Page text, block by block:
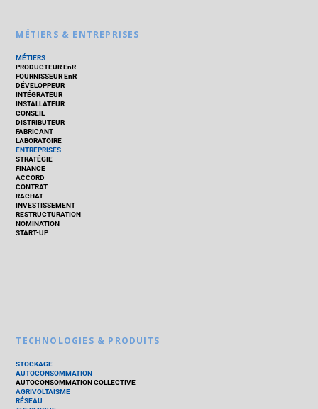
MÉTIERS & ENTREPRISES
MÉTIERS
PRODUCTEUR EnR
FOURNISSEUR EnR
DÉVELOPPEUR
INTÉGRATEUR
INSTALLATEUR
CONSEIL
DISTRIBUTEUR
FABRICANT
LABORATOIRE
ENTREPRISES
STRATÉGIE
FINANCE
ACCORD
CONTRAT
RACHAT
INVESTISSEMENT
RESTRUCTURATION
NOMINATION
START-UP
TECHNOLOGIES & PRODUITS
STOCKAGE
AUTOCONSOMMATION
AUTOCONSOMMATION COLLECTIVE
AGRIVOLTAÏSME
RÉSEAU